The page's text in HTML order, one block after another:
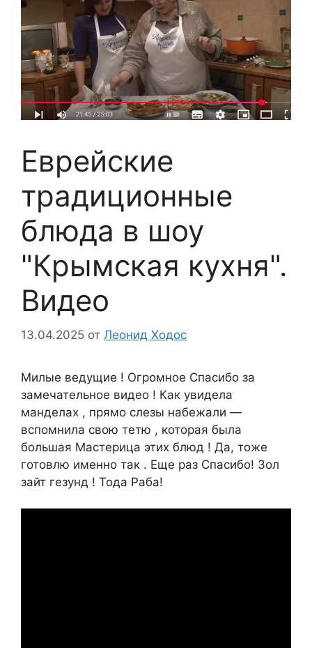
Еврейские
традиционные
блюда в шоу
"Крымская кухня".
Видео
13.04.2025 от Леонид Ходос
Милые ведущие ! Огромное Спасибо за
замечательное видео ! Как увидела
манделах , прямо слезы набежали —
вспомнила свою тетю , которая была
большая Мастерица этих блюд ! Да, тоже
готовлю именно так . Еще раз Спасибо! Зол
зайт гезунд ! Тода Раба!